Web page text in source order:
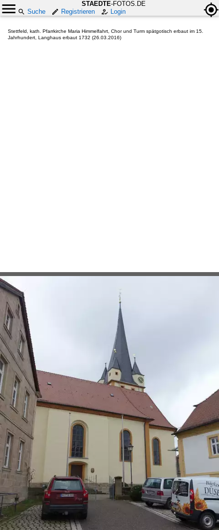
STAEDTE-FOTOS.DE
Suche
Registrieren Login
Stettfeld, kath. Pfarrkirche Maria Himmelfahrt, Chor und Turm spätgotisch erbaut im 15.
Jahrhundert, Langhaus erbaut 1732 (26.03.2016)